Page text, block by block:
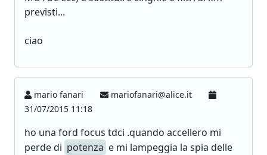
previsti...
ciao
mario fanari
mariofanari@alice.it
31/07/2015 11:18
ho una ford focus tdci .quando accellero mi
perde di potenza e mi lampeggia la spia delle